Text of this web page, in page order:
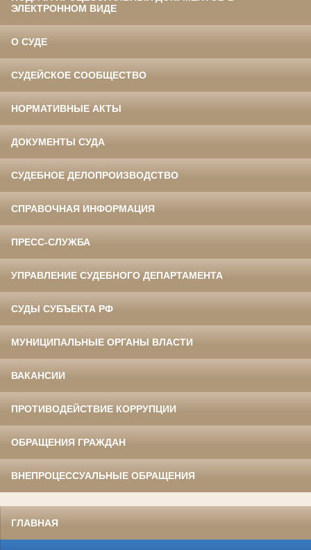
ЭЛЕКТРОННОМ ВИДЕ
О СУДЕ
СУДЕЙСКОЕ СООБЩЕСТВО
НОРМАТИВНЫЕ АКТЫ
ДОКУМЕНТЫ СУДА
СУДЕБНОЕ ДЕЛОПРОИЗВОДСТВО
СПРАВОЧНАЯ ИНФОРМАЦИЯ
ПРЕСС-СЛУЖБА
УПРАВЛЕНИЕ СУДЕБНОГО ДЕПАРТАМЕНТА
СУДЫ СУБЪЕКТА РФ
МУНИЦИПАЛЬНЫЕ ОРГАНЫ ВЛАСТИ
ВАКАНСИИ
ПРОТИВОДЕЙСТВИЕ КОРРУПЦИИ
ОБРАЩЕНИЯ ГРАЖДАН
ВНЕПРОЦЕССУАЛЬНЫЕ ОБРАЩЕНИЯ
ГЛАВНАЯ